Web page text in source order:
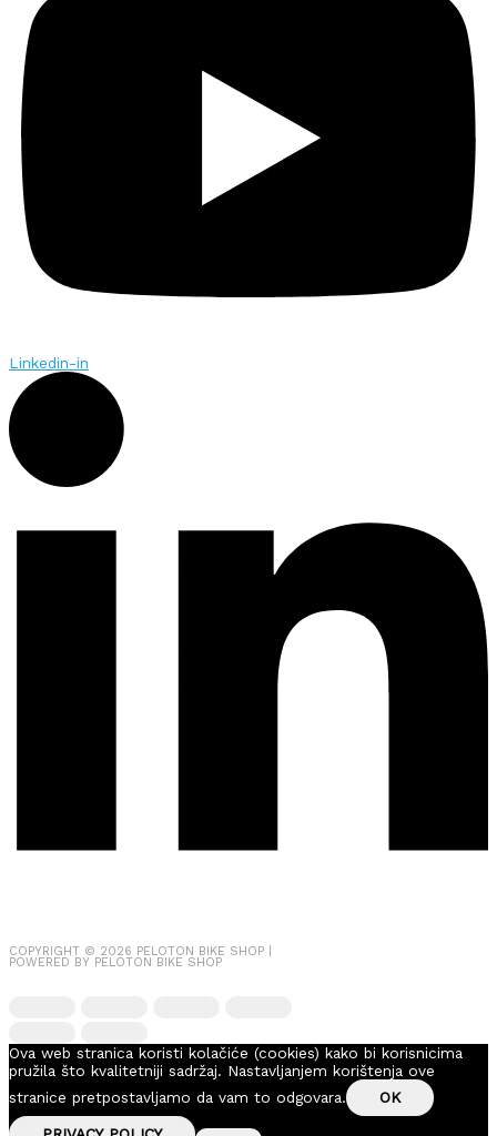
Linkedin-in
COPYRIGHT © 2026 PELOTON BIKE SHOP
POWERED BY PELOTON BIKE SHOP
Ova web stranica koristi kolačiće (cookies) kako bi korisnicima
pružila što kvalitetniji sadržaj. Nastavljanjem korištenja ove
stranice pretpostavljamo da vam to odgovara.
OK